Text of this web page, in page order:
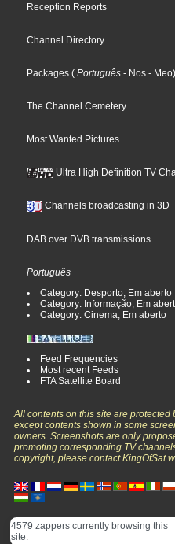
Reception Reports
Channel Directory
Packages ( Português - Nos - Meo)
The Channel Cemetery
Most Wanted Pictures
Ultra High Definition TV
Channels broadcasting in 3D
DAB over DVB transmissions
Português
Category: Desporto, Em aberto
Category: Informação, Em
Category: Cinema, Em aberto
Feed Frequencies
Most recent Feeds
FTA Satellite Board
All contents on this site are
except contents shown in some
owners. Screenshots are only
promoting corresponding TV
copyright, please contact KingOfSat
4579 zappers currently browsing this
site.